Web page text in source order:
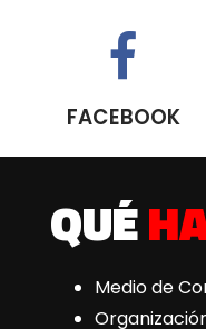
FACEBOOK
QUÉ
Medio de